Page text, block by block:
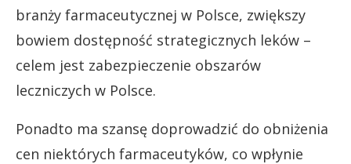
branży farmaceutycznej w Polsce, zwiększy
bowiem dostępność strategicznych leków –
celem jest zabezpieczenie obszarów
leczniczych w Polsce.
Ponadto ma szansę doprowadzić do obniżenia
cen niektórych farmaceutyków, co wpłynie